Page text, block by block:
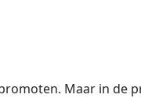
Maar in de